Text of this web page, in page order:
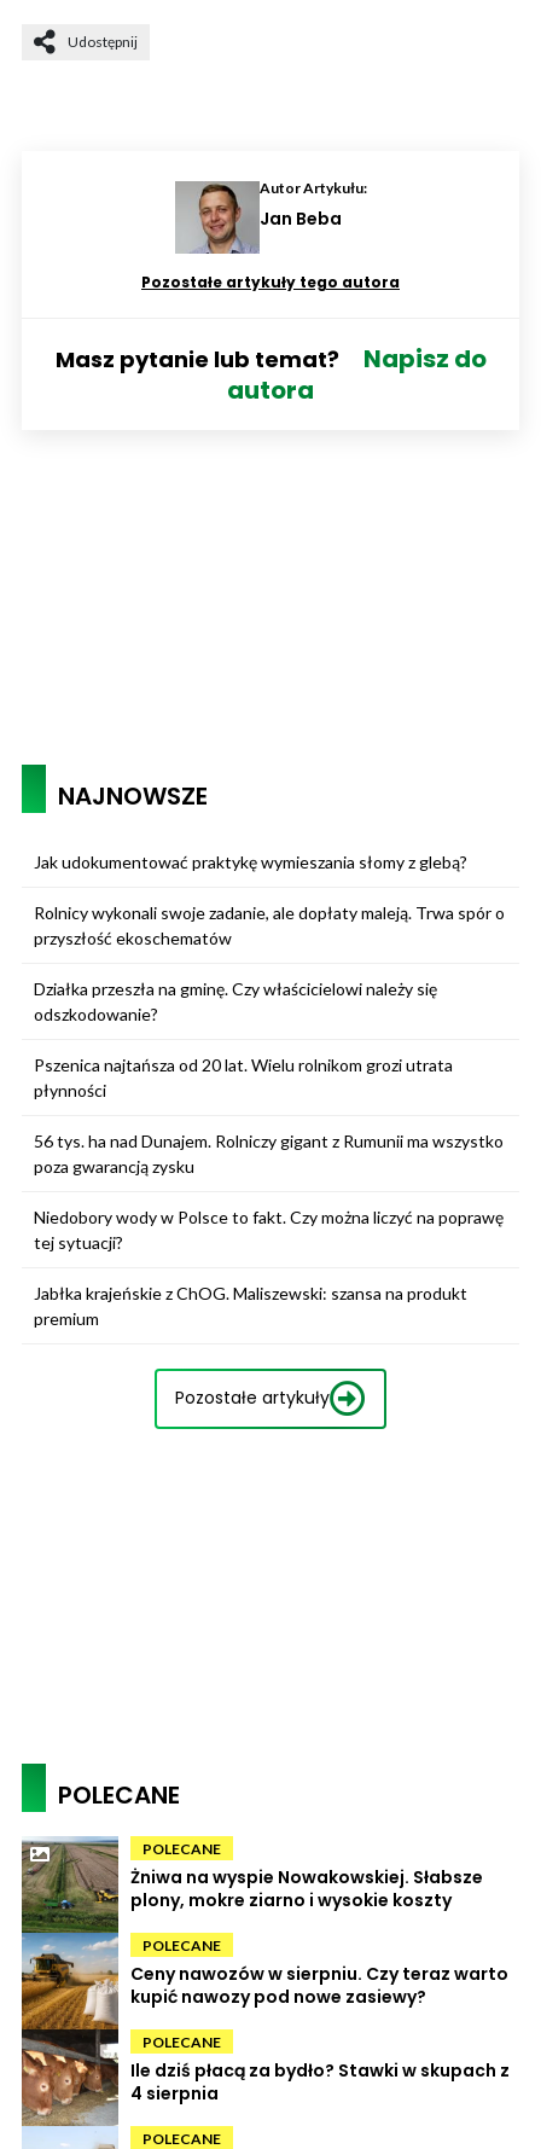
Udostępnij
Autor Artykułu:
Jan Beba
Pozostałe artykuły tego autora
Masz pytanie lub temat?
Napisz do
autora
NAJNOWSZE
Jak udokumentować praktykę wymieszania słomy z glebą?
Rolnicy wykonali swoje zadanie, ale dopłaty maleją. Trwa spór o
przyszłość ekoschematów
Działka przeszła na gminę. Czy właścicielowi należy się
odszkodowanie?
Pszenica najtańsza od 20 lat. Wielu rolnikom grozi utrata
płynności
56 tys. ha nad Dunajem. Rolniczy gigant z Rumunii ma wszystko
poza gwarancją zysku
Niedobory wody w Polsce to fakt. Czy można liczyć na poprawę
tej sytuacji?
Jabłka krajeńskie z ChOG. Maliszewski: szansa na produkt
premium
Pozostałe artykuły
POLECANE
POLECANE
Żniwa na wyspie Nowakowskiej. Słabsze
plony, mokre ziarno i wysokie koszty
POLECANE
Ceny nawozów w sierpniu. Czy teraz warto
kupić nawozy pod nowe zasiewy?
POLECANE
Ile dziś płacą za bydło? Stawki w skupach z
4 sierpnia
POLECANE